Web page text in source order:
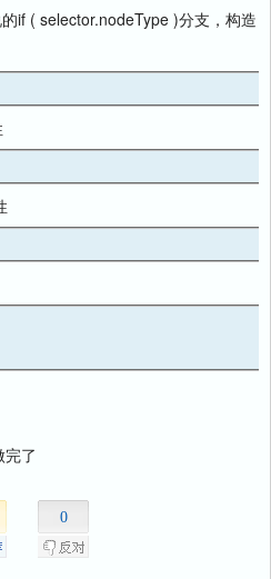
if ( selector.nodeType )分支，构造
了
0